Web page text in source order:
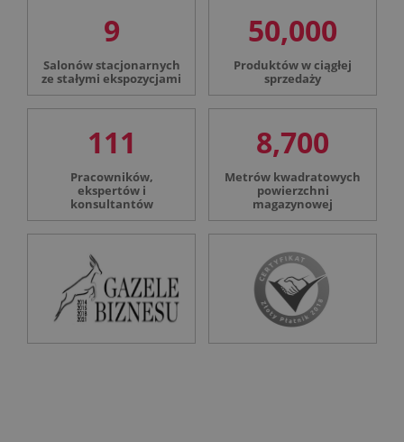
9
Salonów stacjonarnych
ze stałymi ekspozycjami
50,000
Produktów w ciągłej
sprzedaży
111
Pracowników,
ekspertów i
konsultantów
8,700
Metrów kwadratowych
powierzchni
magazynowej